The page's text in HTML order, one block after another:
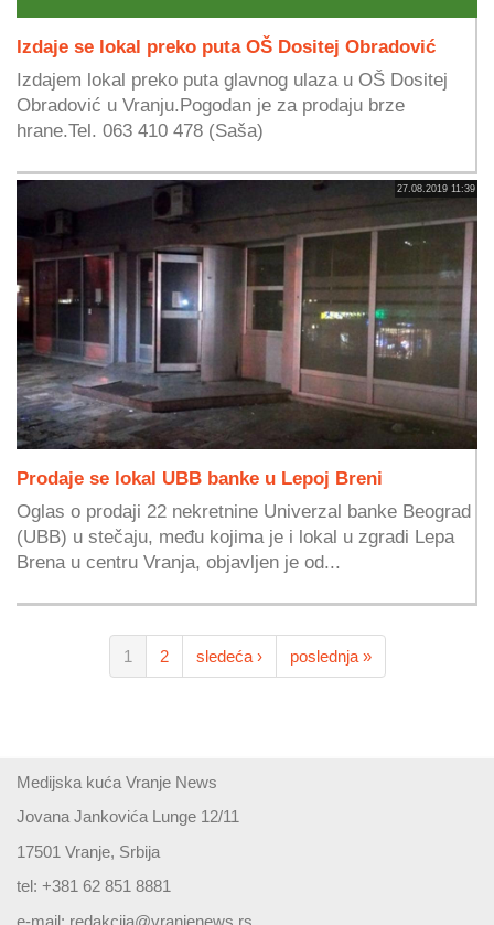
Izdaje se lokal preko puta OŠ Dositej Obradović
Izdajem lokal preko puta glavnog ulaza u OŠ Dositej
Obradović u Vranju.Pogodan je za prodaju brze
hrane.Tel. 063 410 478 (Saša)
27.08.2019 11:39
Prodaje se lokal UBB banke u Lepoj Breni
Oglas o prodaji 22 nekretnine Univerzal banke Beograd
(UBB) u stečaju, među kojima je i lokal u zgradi Lepa
Brena u centru Vranja, objavljen je od...
1 2 sledeća › poslednja »
Medijska kuća Vranje News
Jovana Jankovića Lunge 12/11
17501 Vranje, Srbija
tel: +381 62 851 8881
e-mail: redakcija@vranjenews.rs